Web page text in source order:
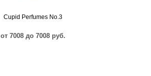
Cupid Perfumes No.3
от 7008 до 7008 руб.